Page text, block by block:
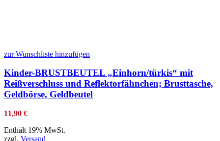
zur Wunschliste hinzufügen
Kinder-BRUSTBEUTEL „Einhorn/türkis“ mit
Reißverschluss und Reflektorfähnchen; Brusttasche,
Geldbörse, Geldbeutel
11,90 €
Enthält 19% MwSt.
zzgl. Versand